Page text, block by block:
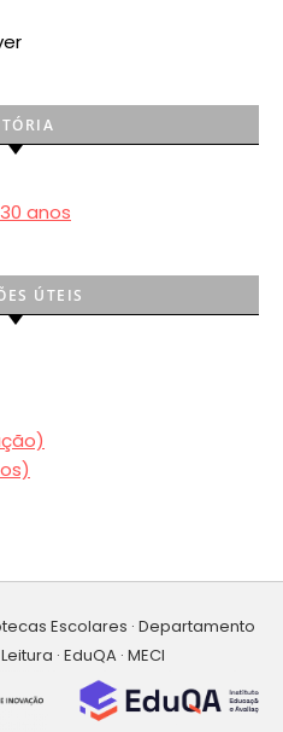
anos
ÚTEIS
Escolares · Departamento
· EduQA · MECI